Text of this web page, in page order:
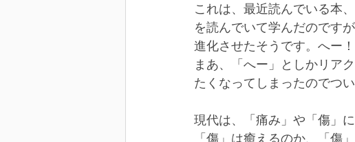
これは、最近読んでいる本
を読んでいて学んだのです
進化させたそうです。へー！
まあ、「へー」としかリア
たくなってしまったのでつい
現代は、「痛み」や「傷」